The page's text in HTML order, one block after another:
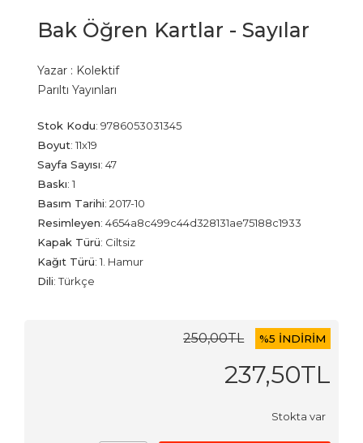
Bak Öğren Kartlar - Sayılar
Yazar : Kolektif
Parıltı Yayınları
Stok Kodu: 9786053031345
Boyut: 11x19
Sayfa Sayısı: 47
Baskı: 1
Basım Tarihi: 2017-10
Resimleyen: 4654a8c499c44d328131ae75188c1933
Kapak Türü: Ciltsiz
Kağıt Türü: 1. Hamur
Dili:Türkçe
250,00TL %5 İNDİRİM
237,50TL
Stokta var